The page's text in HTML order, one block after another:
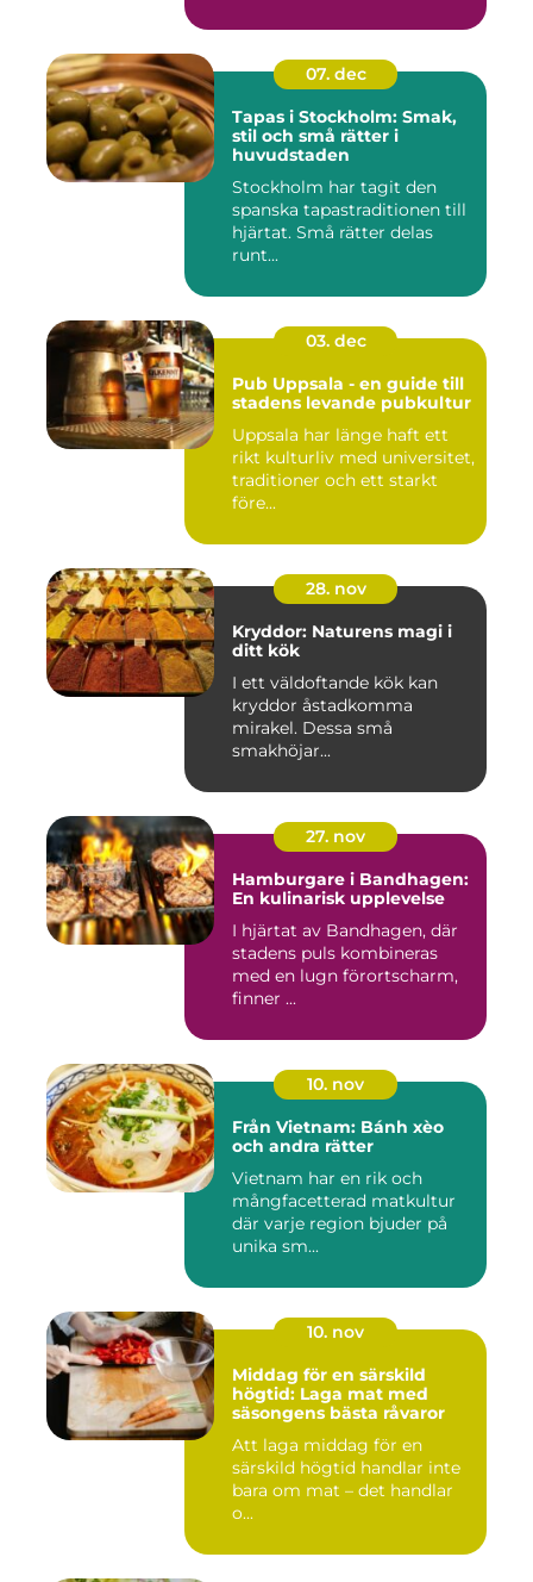
07. dec
Tapas i Stockholm: Smak,
stil och små rätter i
huvudstaden
Stockholm har tagit den
spanska tapastraditionen till
hjärtat. Små rätter delas
runt...
03. dec
Pub Uppsala - en guide till
stadens levande pubkultur
Uppsala har länge haft ett
rikt kulturliv med universitet,
traditioner och ett starkt
före...
28. nov
Kryddor: Naturens magi i
ditt kök
I ett väldoftande kök kan
kryddor åstadkomma
mirakel. Dessa små
smakhöjar...
27. nov
Hamburgare i Bandhagen:
En kulinarisk upplevelse
I hjärtat av Bandhagen, där
stadens puls kombineras
med en lugn förortscharm,
finner ...
10. nov
Från Vietnam: Bánh xèo
och andra rätter
Vietnam har en rik och
mångfacetterad matkultur
där varje region bjuder på
unika sm...
10. nov
Middag för en särskild
högtid: Laga mat med
säsongens bästa råvaror
Att laga middag för en
särskild högtid handlar inte
bara om mat – det handlar
o...